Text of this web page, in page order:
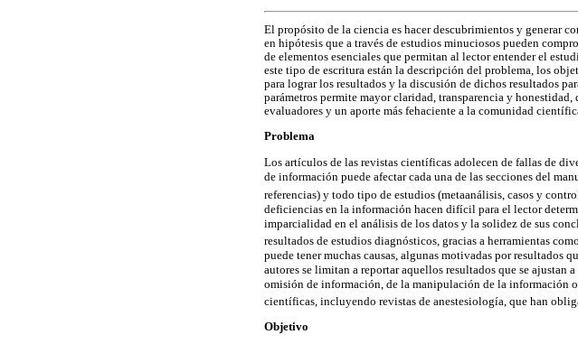
El propósito de la ciencia es hacer descubrimientos y generar
en hipótesis que a través de estudios minuciosos pueden
de elementos esenciales que permitan al lector entender el
este tipo de escritura están la descripción del problema, los
para lograr los resultados y la discusión de dichos resultados
parámetros permite mayor claridad, transparencia y
evaluadores y un aporte más fehaciente a la comunidad
Problema
Los artículos de las revistas científicas adolecen de fallas de
de información puede afectar cada una de las secciones del
referencias) y todo tipo de estudios (metaanálisis, casos y
deficiencias en la información hacen difícil para el lector
imparcialidad en el análisis de los datos y la solidez de sus
resultados de estudios diagnósticos, gracias a herramientas
puede tener muchas causas, algunas motivadas por
autores se limitan a reportar aquellos resultados que se
omisión de información, de la manipulación de la información
científicas, incluyendo revistas de anestesiología, que han
Objetivo